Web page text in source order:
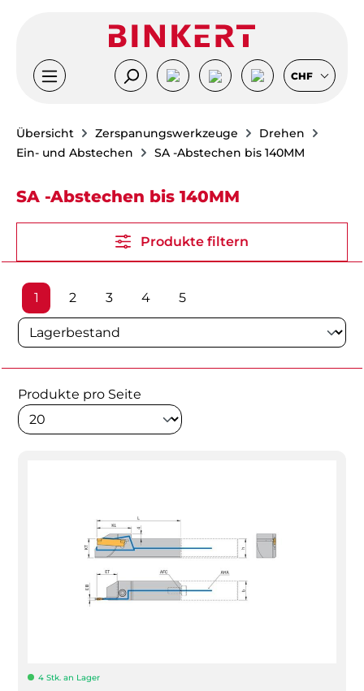
CHF
Übersicht Zerspanungswerkzeuge
Drehen
Ein- und Abstechen
SA -Abstechen bis 140MM
SA -Abstechen bis 140MM
Produkte filtern
Seite
1 Seite
2 Seite
3 Seite
4 Seite
5
Produkte pro Seite
4 Stk. an Lager